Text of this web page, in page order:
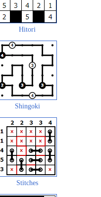
Hitori
Shingoki
Stitches